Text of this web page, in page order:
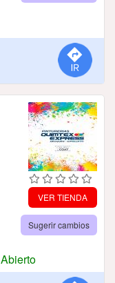
VER TIENDA
Sugerir cambios
Abierto